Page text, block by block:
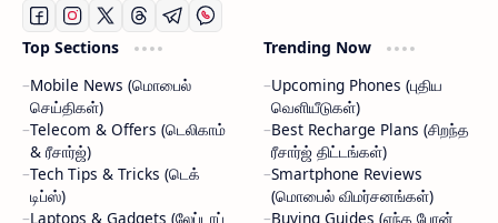
Top Sections
Mobile News (மொபைல்
செய்திகள்)
Telecom & Offers (டெலிகாம்
& ரீசார்ஜ்)
Tech Tips & Tricks (டெக்
டிப்ஸ்)
Laptops & Gadgets (லேப்டாப்
Trending Now
Upcoming Phones (புதிய
வெளியீடுகள்)
Best Recharge Plans (சிறந்த
ரீசார்ஜ் திட்டங்கள்)
Smartphone Reviews
(மொபைல் விமர்சனங்கள்)
Buying Guides (எந்த போன்